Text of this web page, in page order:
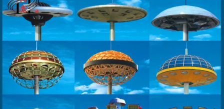
PRIVACYBELEID